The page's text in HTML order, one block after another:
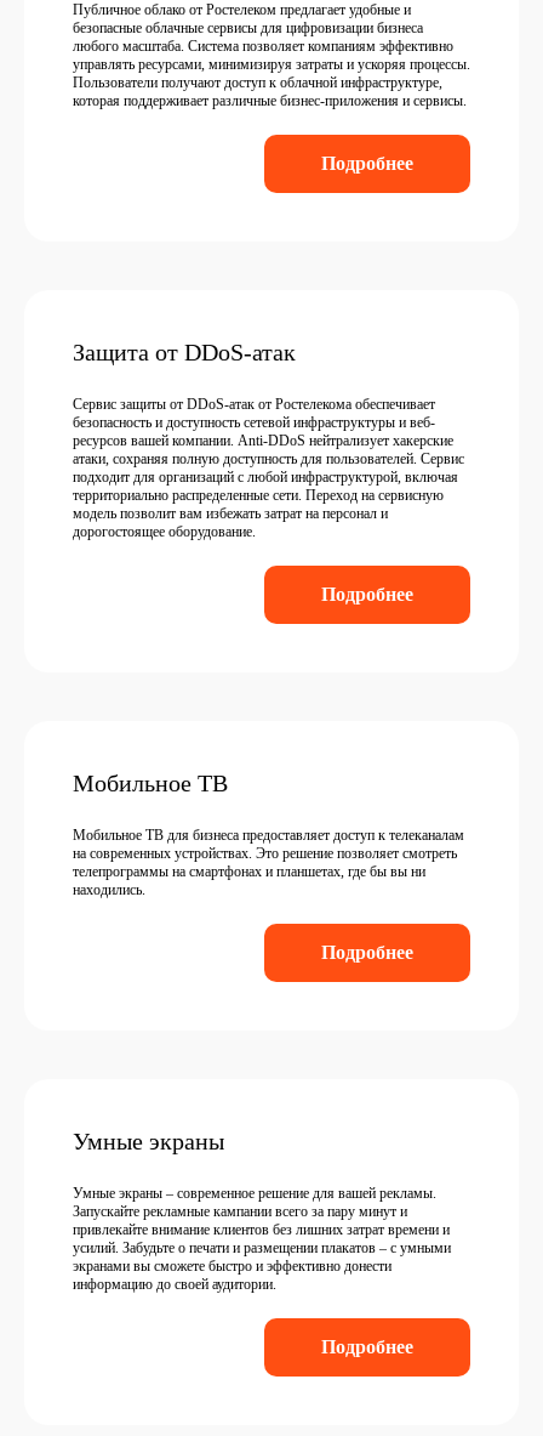
Публичное облако от Ростелеком предлагает удобные и
безопасные облачные сервисы для цифровизации бизнеса
любого масштаба. Система позволяет компаниям эффективно
управлять ресурсами, минимизируя затраты и ускоряя процессы.
Пользователи получают доступ к облачной инфраструктуре,
которая поддерживает различные бизнес-приложения и сервисы.
Подробнее
Защита от DDoS-атак
Сервис защиты от DDoS-атак от Ростелекома обеспечивает
безопасность и доступность сетевой инфраструктуры и веб-
ресурсов вашей компании. Anti-DDoS нейтрализует хакерские
атаки, сохраняя полную доступность для пользователей. Сервис
подходит для организаций с любой инфраструктурой, включая
территориально распределенные сети. Переход на сервисную
модель позволит вам избежать затрат на персонал и
дорогостоящее оборудование.
Подробнее
Мобильное ТВ
Мобильное ТВ для бизнеса предоставляет доступ к телеканалам
на современных устройствах. Это решение позволяет смотреть
телепрограммы на смартфонах и планшетах, где бы вы ни
находились.
Подробнее
Умные экраны
Умные экраны – современное решение для вашей рекламы.
Запускайте рекламные кампании всего за пару минут и
привлекайте внимание клиентов без лишних затрат времени и
усилий. Забудьте о печати и размещении плакатов – с умными
экранами вы сможете быстро и эффективно донести
информацию до своей аудитории.
Подробнее